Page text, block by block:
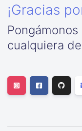
¡Gracias
cualquiera